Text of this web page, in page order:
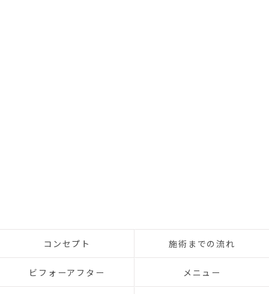
コンセプト 施術までの流れ
ビフォーアフター メニュー